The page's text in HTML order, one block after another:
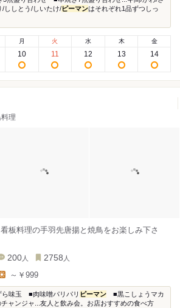
/ししとう/しいたけ/ピーマンはそれぞれ1品ずつしっ
月
10
火
11
水
12
木
13
金
14
理
板料理の手羽先唐揚と焼鳥をお楽しみ下さ
200 人 2758 人
～￥999
味玉 ■肉味噌パリパリ ピーマン ■黒こしょうマカ
ャンジャ...友人と飲み会。お店おすすめの食べ方